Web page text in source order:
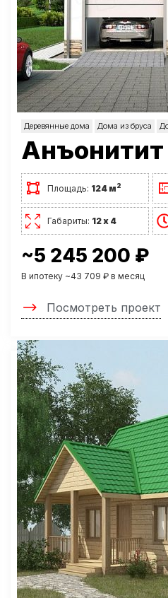
Деревянные дома Дома из бруса
Анъонитит
Площадь: 124 м2
Габариты: 12 х 4
~5 245 200 ₽
В ипотеку ~43 709 ₽ в месяц
Посмотреть проект